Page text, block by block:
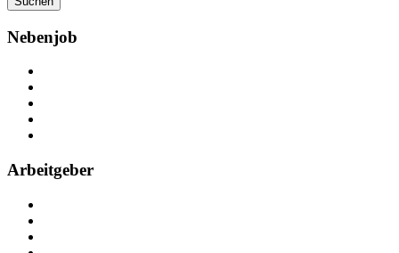
Nebenjob
Arbeitgeber